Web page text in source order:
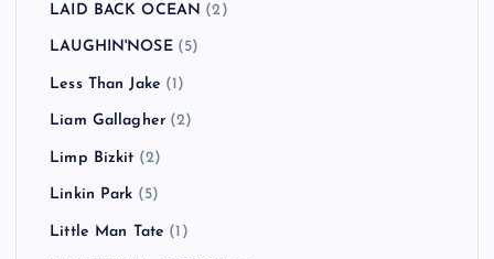
LAID BACK OCEAN (2)
LAUGHIN'NOSE(5)
Less Than Jake (1)
Liam Gallagher (2)
Limp Bizkit (2)
Linkin Park (5)
Little Man Tate (1)